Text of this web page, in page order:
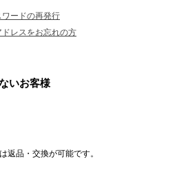
ワードの再発行
ドレスをお忘れの方
いお客様
返品・交換が可能です。